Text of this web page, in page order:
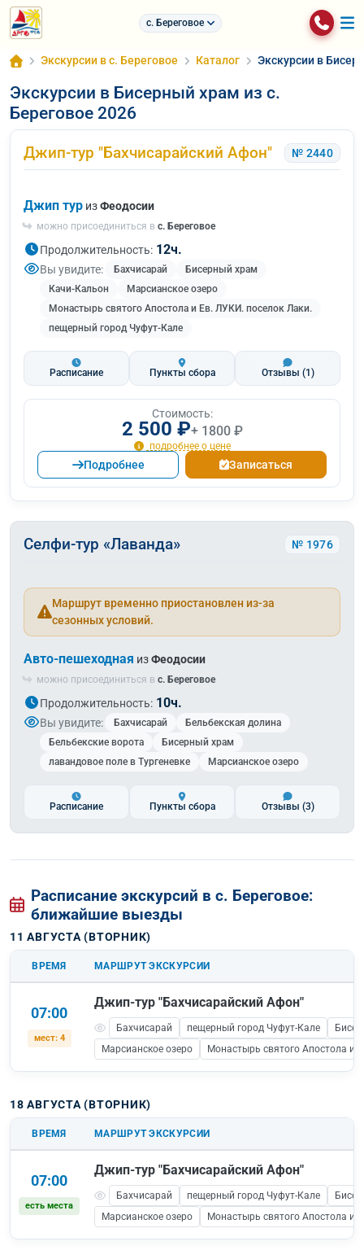
с. Береговое
Экскурсии в с. Береговое Каталог Экскурсии в
Экскурсии в Бисерный храм из с.
Береговое 2026
Джип-тур "Бахчисарайский Афон" № 2440
Джип тур изФеодосии
можно присоединиться в с. Береговое
Продолжительность: 12ч.
Вы увидите: Бахчисарай
Бисерный храм
Качи-Кальон
Марсианское озеро
Монастырь святого Апостола и Ев. ЛУКИ. поселок Лаки.
пещерный город Чуфут-Кале
Расписание Пункты сбора Отзывы (1)
Стоимость:
2 500 ₽+ 1800 ₽
подробнее о цене
Подробнее Записаться
Селфи-тур «Лаванда» № 1976
Маршрут временно приостановлен из-за
сезонных условий.
Авто-пешеходная изФеодосии
можно присоединиться в с. Береговое
Продолжительность: 10ч.
Вы увидите: Бахчисарай
Бельбекская долина
Бельбекские ворота
Бисерный храм
лавандовое поле в Тургеневке
Марсианское озеро
Расписание Пункты сбора Отзывы (3)
Расписание экскурсий в с. Береговое:
ближайшие выезды
11 АВГУСТА (ВТОРНИК)
ВРЕМЯ МАРШРУТ ЭКСКУРСИИ
07:00
мест: 4
Джип-тур "Бахчисарайский Афон"
Бахчисарай пещерный город Чуфут-Кале
Марсианское озеро
Монастырь святого Апостола и
18 АВГУСТА (ВТОРНИК)
ВРЕМЯ МАРШРУТ ЭКСКУРСИИ
07:00
есть места
Джип-тур "Бахчисарайский Афон"
Бахчисарай пещерный город Чуфут-Кале
Марсианское озеро
Монастырь святого Апостола и